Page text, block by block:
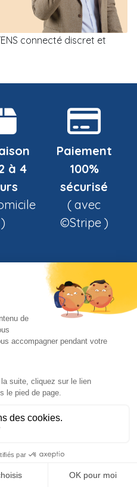
connecté discret et
à 4
)
Paiement
100%
sécurisé
( avec
©Stripe )
Newsletter
en avant première
sur les maladies
S'ABONNER
9h-17h du lundi au
Légales
nous ?
préférences en matière de